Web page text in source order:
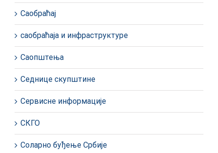
Саобраћај
саобраћаја и инфраструктуре
Саопштења
Седнице скупштине
Сервисне информације
СКГО
Соларно буђење Србије